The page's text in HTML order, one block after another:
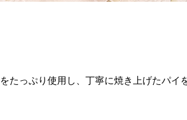
たっぷり使用し、丁寧に焼き上げたパ